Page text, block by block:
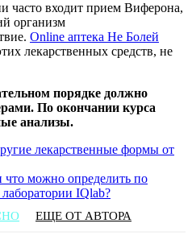
часто входит прием Виферона,
организм
Online аптека Не Болей
лекарственных средств, не
порядке должно
По окончании курса
анализы.
лекарственные формы от
что можно определить по
IQlab?
ЕЩЕ ОТ АВТОРА